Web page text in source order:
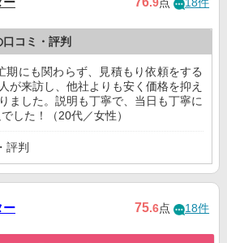
.9点 18件
コミ・評判
期にも関わらず、見積もり依頼をする
が来訪し、他社よりも安く価格を抑え
ました。説明も丁寧で、当日も丁寧に
した！（20代／女性）
評判
ー 75.6点 18件